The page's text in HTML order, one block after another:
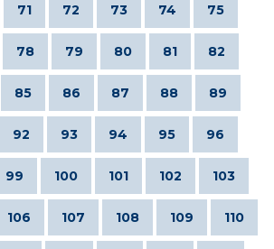
71 72 73 74 75
78 79 80 81 82
85 86 87 88 89
92 93 94 95 96
99 100 101 102 103
106 107 108 109 110